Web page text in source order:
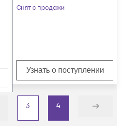
Снят с продажи
Узнать о поступлении
3 4
Дальше